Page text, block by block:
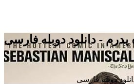
پدرم - دانلود دوبله فارسی
دوبله فارسی